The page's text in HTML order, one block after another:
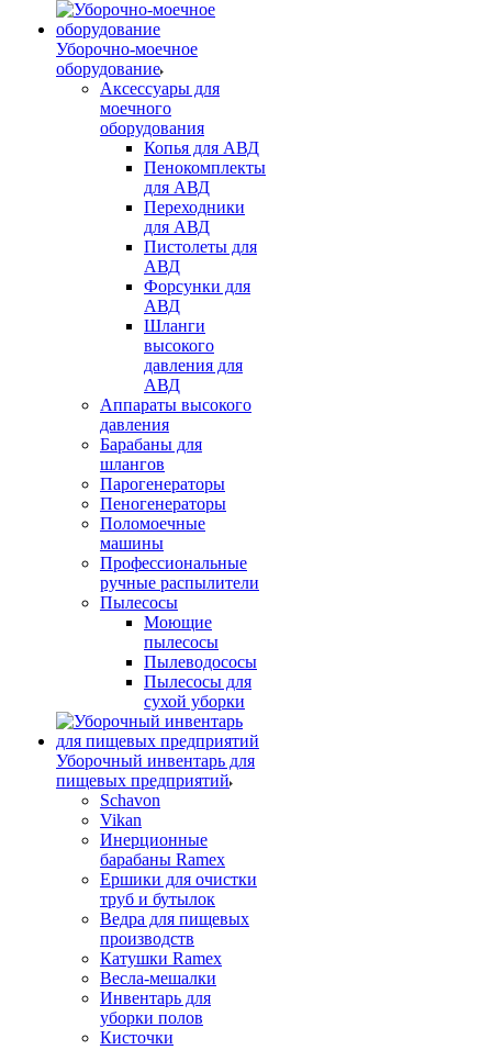
Уборочно-моечное
оборудование
Аксессуары для
моечного
оборудования
Копья для АВД
Пенокомплекты
для АВД
Переходники
для АВД
Пистолеты для
АВД
Форсунки для
АВД
Шланги
высокого
давления для
АВД
Аппараты высокого
давления
Барабаны для
шлангов
Парогенераторы
Пеногенераторы
Поломоечные
машины
Профессиональные
ручные распылители
Пылесосы
Моющие
пылесосы
Пылеводососы
Пылесосы для
сухой уборки
Уборочный инвентарь для
пищевых предприятий
Schavon
Vikan
Инерционные
барабаны Ramex
Ершики для очистки
труб и бутылок
Ведра для пищевых
производств
Катушки Ramex
Весла-мешалки
Инвентарь для
уборки полов
Кисточки